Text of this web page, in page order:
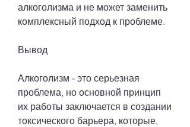
алкоголизма и не может заменить
комплексный подход к проблеме.
Вывод
Алкоголизм - это серьезная
проблема, но основной принцип
их работы заключается в создании
токсического барьера, которые,